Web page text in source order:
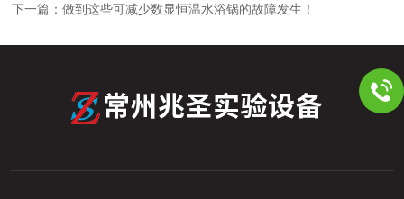
下一篇：做到这些可减少数显恒温水浴锅的故障发生！